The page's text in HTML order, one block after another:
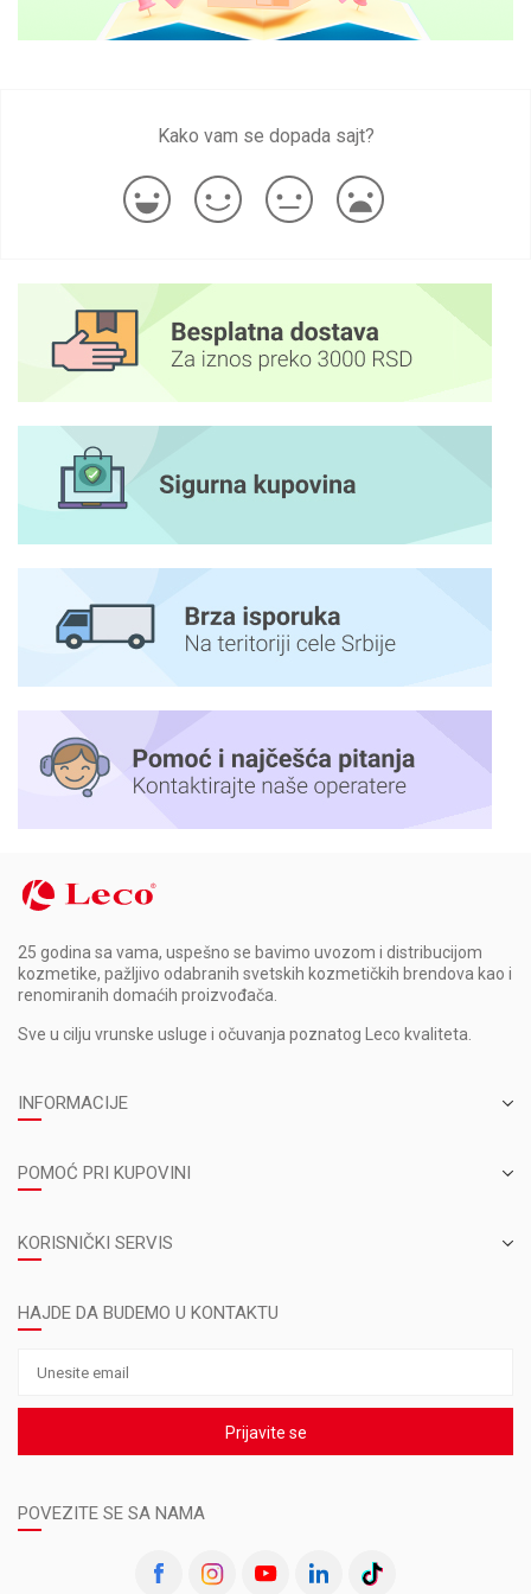
Kako vam se dopada sajt?
25 godina sa vama, uspešno se bavimo uvozom i distribucijom
kozmetike, pažljivo odabranih svetskih kozmetičkih brendova kao i
renomiranih domaćih proizvođača.
Sve u cilju vrunske usluge i očuvanja poznatog Leco kvaliteta.
INFORMACIJE
POMOĆ PRI KUPOVINI
KORISNIČKI SERVIS
HAJDE DA BUDEMO U KONTAKTU
Prijavite se
POVEZITE SE SA NAMA